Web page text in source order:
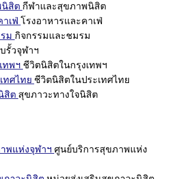
นิสิต กีฬาและสุขภาพนิสิต
เฟ่ โรงอาหารและคาเฟ่
ม กิจกรรมและชมรม
รั้วจุฬาฯ
ทพฯ ชีวิตนิสิตในกรุงเทพฯ
ทศไทย ชีวิตนิสิตในประเทศไทย
สิต สุขภาวะทางใจนิสิต
พแห่งจุฬาฯ ศูนย์บริการสุขภาพแห่ง